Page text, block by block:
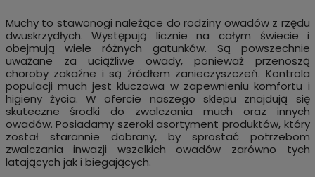
Muchy to stawonogi należące do rodziny owadów z rzędu
dwuskrzydłych. Występują licznie na całym świecie i
obejmują wiele różnych gatunków. Są powszechnie
uważane za uciążliwe owady, ponieważ przenoszą
choroby zakaźne i są źródłem zanieczyszczeń. Kontrola
populacji much jest kluczowa w zapewnieniu komfortu i
higieny życia. W ofercie naszego sklepu znajdują się
skuteczne środki do zwalczania much oraz innych
owadów. Posiadamy szeroki asortyment produktów, który
został starannie dobrany, by sprostać potrzebom
zwalczania inwazji wszelkich owadów zarówno tych
latających jak i biegających.